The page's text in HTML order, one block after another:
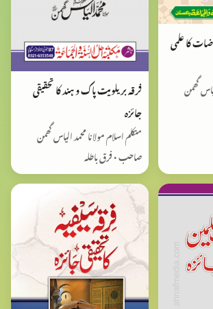
کا علمی
گھمن
فرقہ بریلویت پاک و ہند کا تحقیقی
جائزہ
متکلم اسلام مولانا محمد الیاس گھمن
صاحب • فرق باطلہ